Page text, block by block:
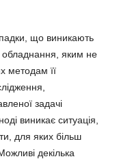
що виникають
обладнання, яким не
методам її
задачі
виникає ситуація,
для яких більш
декілька